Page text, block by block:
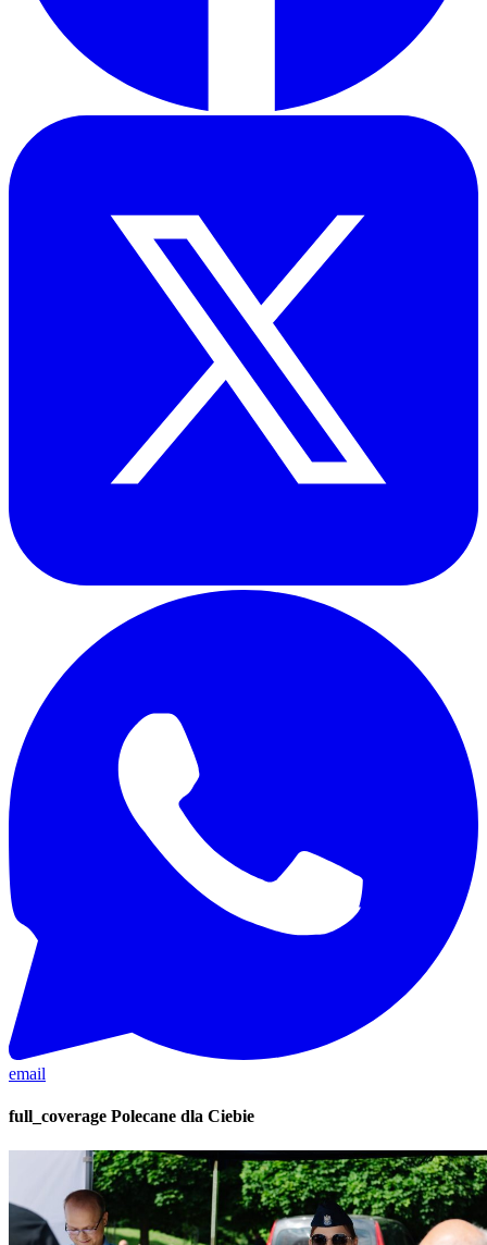
email
full_coverage Polecane dla Ciebie